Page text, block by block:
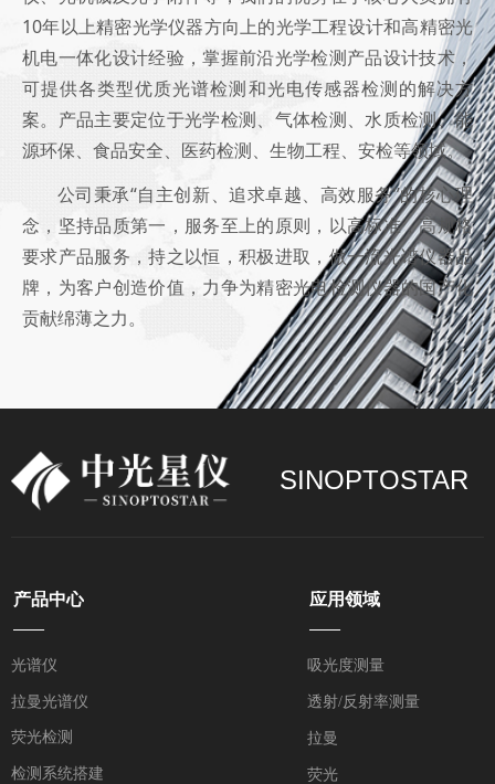
10年以上精密光学仪器方向上的光学工程设计和高精密光
机电一体化设计经验，掌握前沿光学检测产品设计技术，
可提供各类型优质光谱检测和光电传感器检测的解决方
案。产品主要定位于光学检测、气体检测、水质检测、能
源环保、食品安全、医药检测、生物工程、安检等领域。
公司秉承“自主创新、追求卓越、高效服务”的核心理
念，坚持品质第一，服务至上的原则，以高标准，高规格
要求产品服务，持之以恒，积极进取，做一流光谱仪器品
牌，为客户创造价值，力争为精密光电检测仪器的国产化
贡献绵薄之力。
光谱仪
拉曼光谱仪
荧光检测
检测系统搭建
产品中心
——
吸光度测量
透射/反射率测量
拉曼
荧光
应用领域
——
SINOPTOSTAR